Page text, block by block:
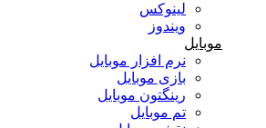
لینوکس
ویندوز
موبایل
نرم افزار موبایل
بازی موبایل
رینگتون موبایل
تم موبایل